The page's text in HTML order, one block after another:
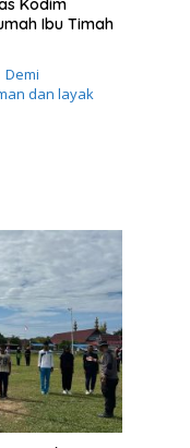
Kodim
Ibu Timah
dan layak